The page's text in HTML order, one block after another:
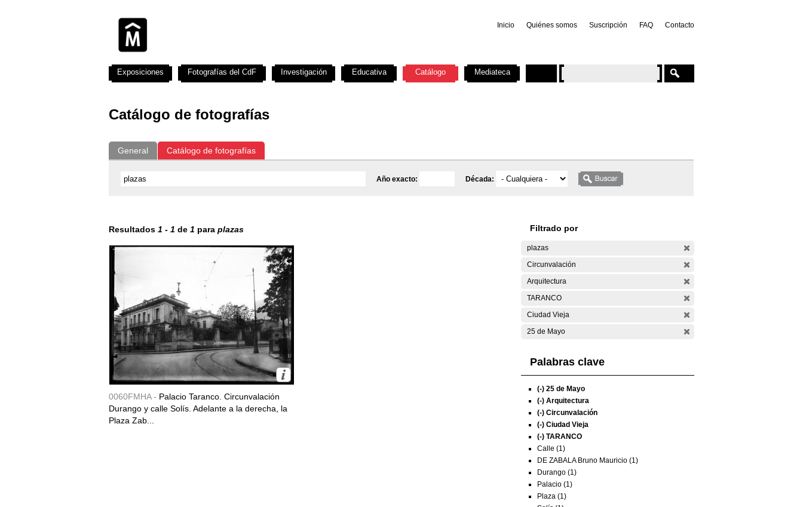
Inicio Quiénes somos Suscripción FAQ Contacto
Catálogo de fotografías
General Catálogo de fotografías
Año exacto: Década:
Resultados 1 - 1 de 1 para plazas
0060FMHA - Palacio Taranco. Circunvalación
Durango y calle Solís. Adelante a la derecha, la
Plaza Zab...
Filtrado por
plazas
Circunvalación
Arquitectura
TARANCO
Ciudad Vieja
25 de Mayo
Palabras clave
(-) 25 de Mayo
(-) Arquitectura
(-) Circunvalación
(-) Ciudad Vieja
(-) TARANCO
Calle (1)
DE ZABALA Bruno Mauricio (1)
Durango (1)
Palacio (1)
Plaza (1)
Exposiciones Fotografías del CdF Investigación Educativa Catálogo Mediateca